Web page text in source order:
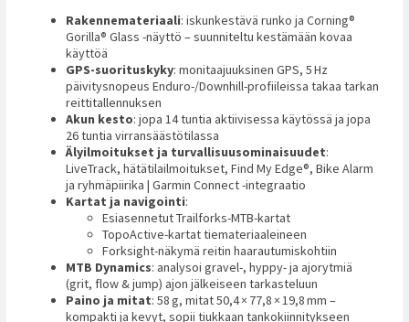
Rakennemateriaali: iskunkestävä runko ja Corning®
Gorilla® Glass -näyttö – suunniteltu kestämään kovaa
käyttöä
GPS-suorituskyky: monitaajuuksinen GPS, 5 Hz
päivitysnopeus Enduro-/Downhill-profiileissa takaa tarkan
reittitallennuksen
Akun kesto: jopa 14 tuntia aktiivisessa käytössä ja jopa
26 tuntia virransäästötilassa
Älyilmoitukset ja turvallisuusominaisuudet:
LiveTrack, hätätilailmoitukset, Find My Edge®, Bike Alarm
ja ryhmäpiirika | Garmin Connect -integraatio
Kartat ja navigointi:
Esiasennetut Trailforks-MTB-kartat
TopoActive-kartat tiemateriaaleineen
Forksight-näkymä reitin haarautumiskohtiin
MTB Dynamics: analysoi gravel-, hyppy- ja ajorytmiä
(grit, flow & jump) ajon jälkeiseen tarkasteluun
Paino ja mitat: 58 g, mitat 50,4 × 77,8 × 19,8 mm –
kompakti ja kevyt, sopii tiukkaan tankokiinnitykseen